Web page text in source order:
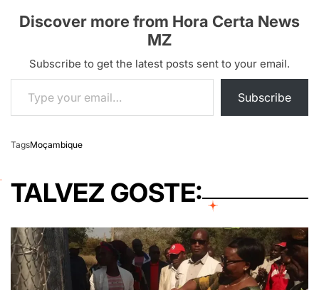
Discover more from Hora Certa News
MZ
Subscribe to get the latest posts sent to your email.
Type your email…
Subscribe
TagsMoçambique
TALVEZ GOSTE: